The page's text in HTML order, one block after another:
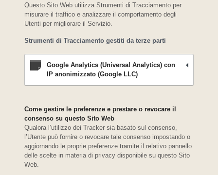
Questo Sito Web utilizza Strumenti di Tracciamento per
misurare il traffico e analizzare il comportamento degli
Utenti per migliorare il Servizio.
Strumenti di Tracciamento gestiti da terze parti
Google Analytics (Universal Analytics) con
IP anonimizzato (Google LLC)
Come gestire le preferenze e prestare o revocare il
consenso su questo Sito Web
Qualora l’utilizzo dei Tracker sia basato sul consenso,
l’Utente può fornire o revocare tale consenso impostando o
aggiornando le proprie preferenze tramite il relativo pannello
delle scelte in materia di privacy disponibile su questo Sito
Web.